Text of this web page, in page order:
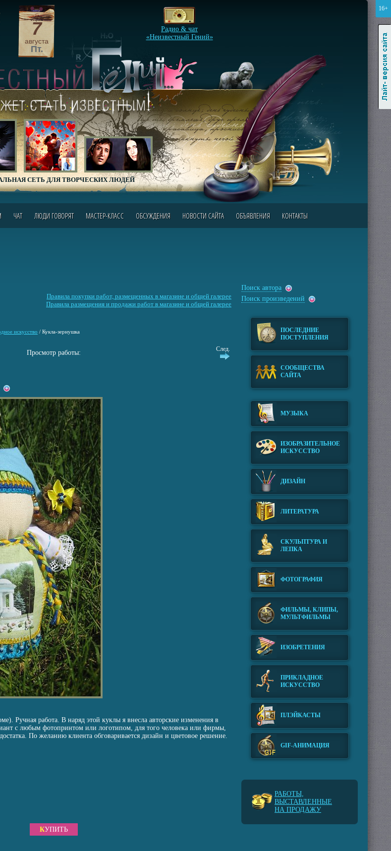
16+
7
августа
Пт.
СЕТЬ ДЛЯ ТВОРЧЕСКИХ ЛЮДЕЙ
Радио & чат
«Неизвестный Гений»
ЧАТ ЛЮДИ ГОВОРЯТ МАСТЕР-КЛАСС ОБСУЖДЕНИЯ НОВОСТИ САЙТА ОБЪЯВЛЕНИЯ КОНТАКТЫ
Правила покупки работ, размещенных в магазине и общей галерее
Правила размещения и продажи работ в магазине и общей галерее
искусство / Кукла-зернушка
Просмотр работы: След.
Ручная работа. В наряд этой куклы я внесла авторские изменения в
с любым фотопринтом или логотипом, для того человека или фирмы,
По желанию клиента обговаривается дизайн и цветовое решение.
КУПИТЬ
Поиск автора
Поиск произведений
ПОСЛЕДНИЕ
ПОСТУПЛЕНИЯ
СООБЩЕСТВА
САЙТА
МУЗЫКА
ИЗОБРАЗИТЕЛЬНОЕ
ИСКУССТВО
ДИЗАЙН
ЛИТЕРАТУРА
СКУЛЬПТУРА И
ЛЕПКА
ФОТОГРАФИЯ
ФИЛЬМЫ, КЛИПЫ,
МУЛЬТФИЛЬМЫ
ИЗОБРЕТЕНИЯ
ПРИКЛАДНОЕ
ИСКУССТВО
ПЛЭЙКАСТЫ
GIF-АНИМАЦИЯ
РАБОТЫ,
ВЫСТАВЛЕННЫЕ
НА ПРОДАЖУ